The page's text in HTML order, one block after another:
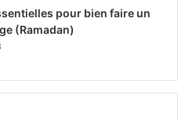
pour bien faire un
(Ramadan)